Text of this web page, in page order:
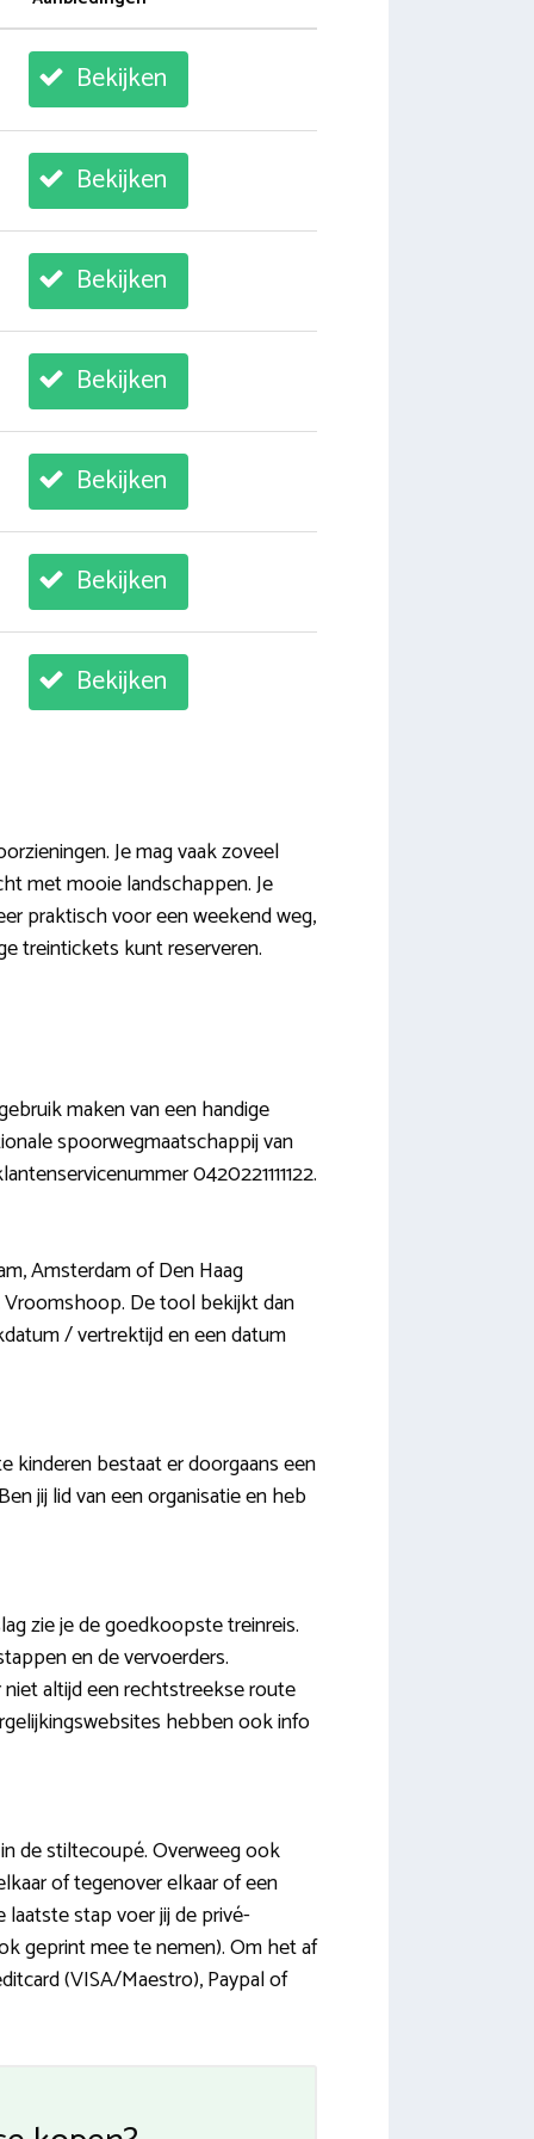
Bekijken
Bekijken
Bekijken
Bekijken
Bekijken
Bekijken
Bekijken
Je mag vaak zoveel
met mooie landschappen. Je
praktisch voor een weekend weg,
treintickets kunt reserveren.
maken van een handige
spoorwegmaatschappij van
0420221111122.
Amsterdam of Den Haag
Vroomshoop. De tool bekijkt dan
/ vertrektijd en een datum
kinderen bestaat er doorgaans een
jij lid van een organisatie en heb
zie je de goedkoopste treinreis.
en de vervoerders.
altijd een rechtstreekse route
hebben ook info
de stiltecoupé. Overweeg ook
of tegenover elkaar of een
stap voer jij de privé-
geprint mee te nemen). Om het af
(VISA/Maestro), Paypal of